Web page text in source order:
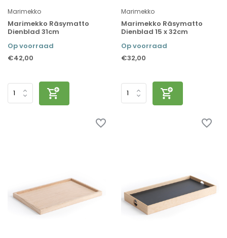
Marimekko
Marimekko Räsymatto
Dienblad 31cm
Op voorraad
€42,00
Marimekko
Marimekko Räsymatto
Dienblad 15 x 32cm
Op voorraad
€32,00